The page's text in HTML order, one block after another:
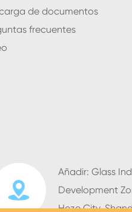
de documentos
frecuentes

Añadir: Glass
Development
Heze City,